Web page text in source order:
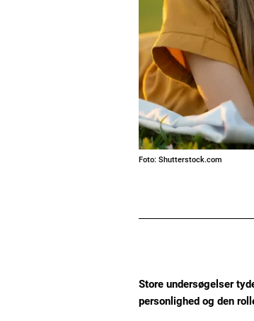
Foto: Shutterstock.com
Store undersøgelser
personlighed og den